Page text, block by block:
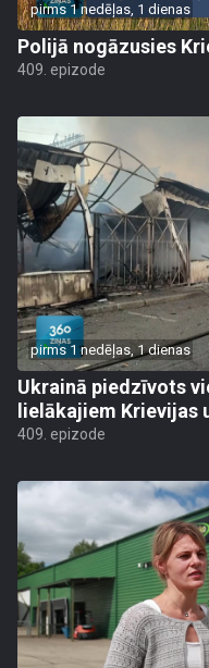
pirms 1 nedēļas, 1 dienas
Polijā nogāzusies
409. epizode
pirms 1 nedēļas, 1 dienas
Ukrainā piedzīvots
lielākajiem Krievijas
409. epizode